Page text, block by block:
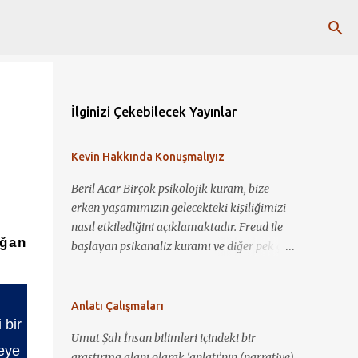
bir
İlginizi Çekebilecek Yayınlar
Kevin Hakkında Konuşmalıyız
Beril Acar Birçok psikolojik kuram, bize
erken yaşamımızın gelecekteki kişiliğimizi
nasıl etkilediğini açıklamaktadır. Freud ile
başlayan psikanaliz kuramı ve diğer pek çok
yapmamız mümkün görünmektedir. Kevin
sosyopat bir gence dönüşebildiğini, annelik
Anlatı Çalışmaları
Umut Şah İnsan bilimleri içindeki bir